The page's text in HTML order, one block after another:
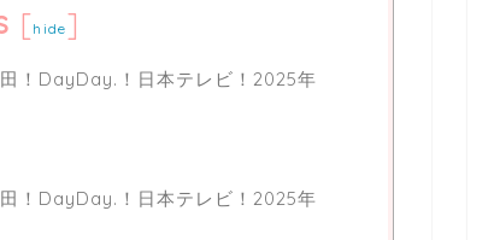
[hide]
！DayDay.！日本テレビ！2025年
！DayDay.！日本テレビ！2025年